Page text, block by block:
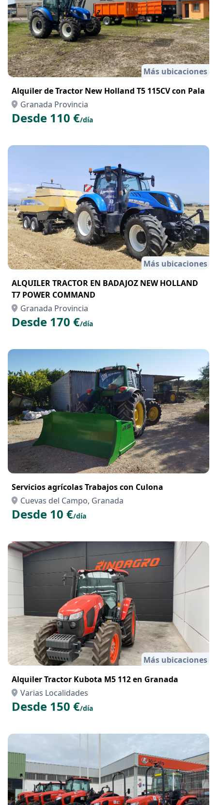
Más ubicaciones
Alquiler de Tractor New Holland T5 115CV con Pala
Granada Provincia
Desde 110 €/día
Más ubicaciones
ALQUILER TRACTOR EN BADAJOZ NEW HOLLAND
T7 POWER COMMAND
Granada Provincia
Desde 170 €/día
Servicios agrícolas Trabajos con Culona
Cuevas del Campo, Granada
Desde 10 €/día
Más ubicaciones
Alquiler Tractor Kubota M5 112 en Granada
Varias Localidades
Desde 150 €/día